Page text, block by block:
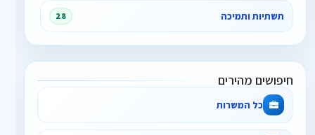
תשתיות ותמיכה 28
חיפושים מהירים
כל המשרות